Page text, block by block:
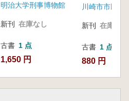
明治大学刑事博物館
新刊 在庫なし
古書 1 点
1,650 円
孝コレクシ
新刊 在庫なし
古書 1 点
880 円